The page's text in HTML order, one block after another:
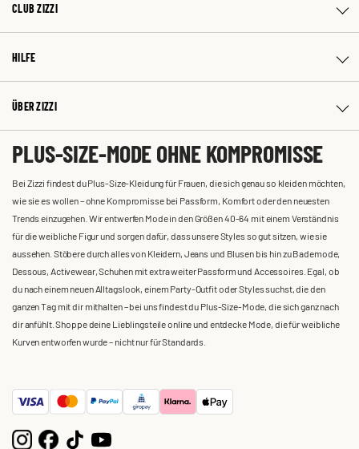
CLUB ZIZZI
HILFE
ÜBER ZIZZI
PLUS-SIZE-MODE OHNE KOMPROMISSE
Bei Zizzi findest du Plus-Size-Kleidung für Frauen, die sich genau so kleiden möchten,
wie sie es wollen – ohne Kompromisse bei Passform, Komfort oder den neuesten
Trends einzugehen. Wir entwerfen Mode in den Größen 40-64 mit einem Verständnis
für die weibliche Figur und sorgen dafür, dass unsere Styles so gut sitzen, wie sie
aussehen. Stöbere durch alles von Kleidern, Jeans und Blusen bis hin zu Bademode,
Dessous, Activewear, Schuhen mit extra weiter Passform und Accessoires. Egal, ob
du nach einem neuen Alltagslook, einem Party-Outfit oder Styles suchst, die den
ganzen Tag mit dir mithalten – bei uns findest du Plus-Size-Mode, die sich ganz nach
dir anfühlt. Shoppe deine Lieblingsteile online und entdecke Mode, die für weibliche
Kurven entworfen wurde – nicht nur für Standards.